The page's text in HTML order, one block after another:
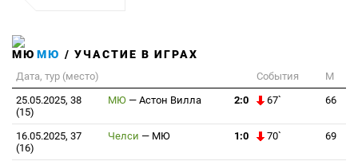
МЮ / УЧАСТИЕ В ИГРАХ
Дата, тур (место) События
М
25.05.2025, 38
(15)
МЮ — Астон Вилла 2:0 67` 66
16.05.2025, 37
(16)
Челси — МЮ 1:0 70` 69